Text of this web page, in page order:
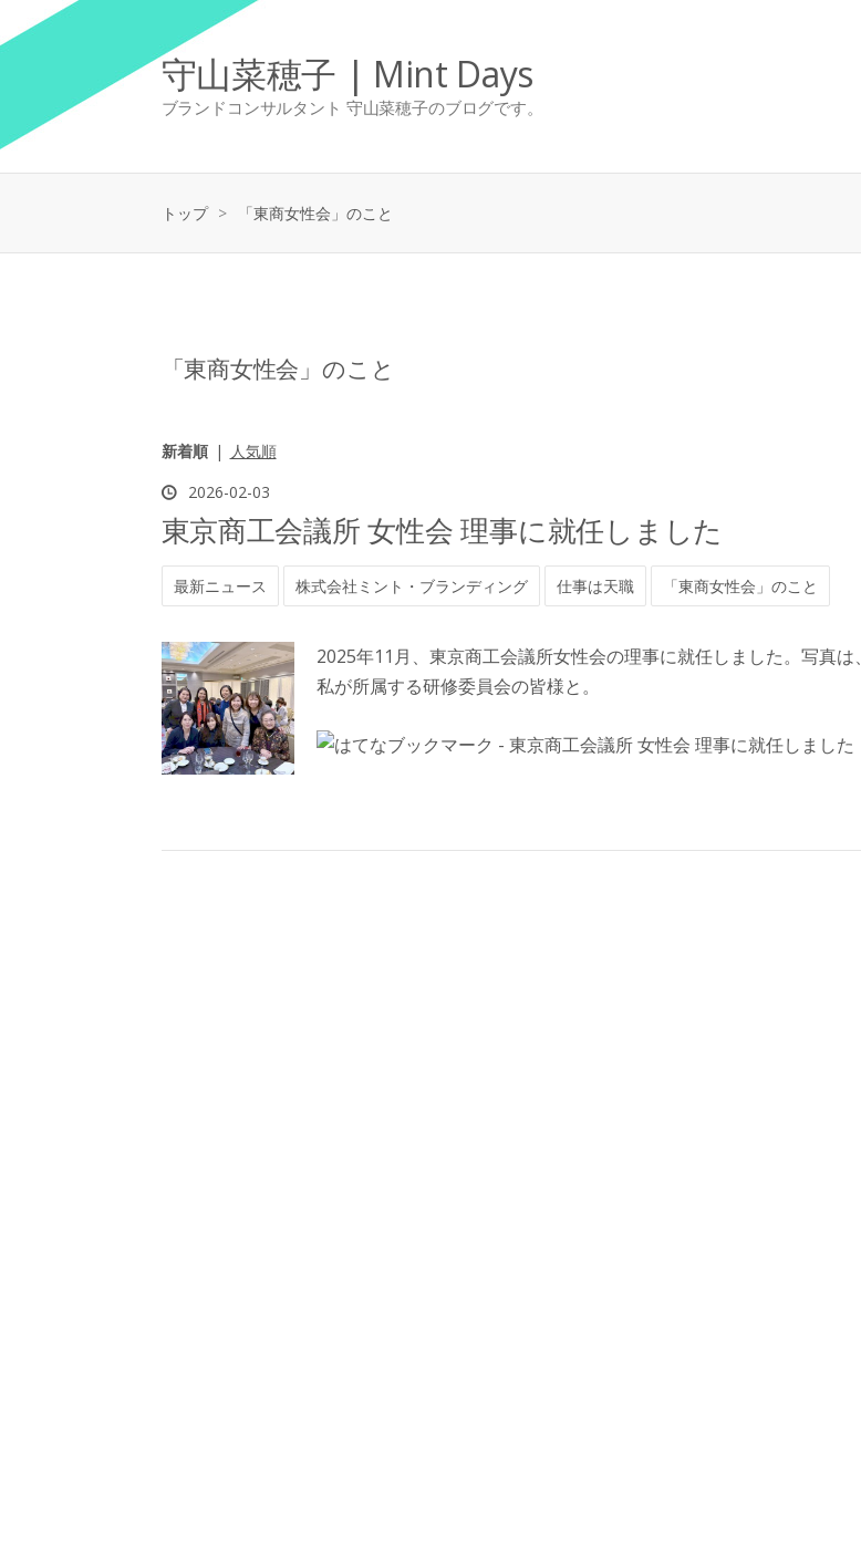
守山菜穂子 | Mint Days
ブランドコンサルタント 守山菜穂子のブログです。
トップ > 「東商女性会」のこと
「東商女性会」のこと
新着順
人気順
2026-02-03
東京商工会議所 女性会 理事に就任しました
最新ニュース 株式会社ミント・ブランディング 仕事は天職 「東商女性会」のこと
2025年11月、東京商工会議所女性会の理事に就任しました。写真は、
私が所属する研修委員会の皆様と。